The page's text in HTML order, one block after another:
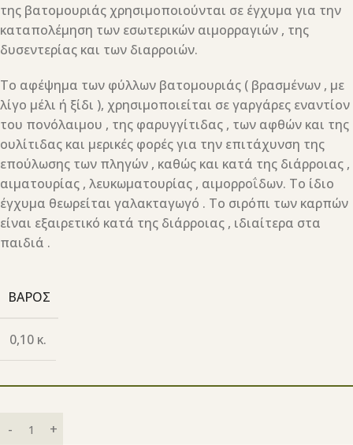
της βατομουριάς χρησιμοποιούνται σε έγχυμα για την
καταπολέμηση των εσωτερικών αιμορραγιών , της
δυσεντερίας και των διαρροιών.
Το αφέψημα των φύλλων βατομουριάς ( βρασμένων , με
λίγο μέλι ή ξίδι ), χρησιμοποιείται σε γαργάρες εναντίον
του πονόλαιμου , της φαρυγγίτιδας , των αφθών και της
ουλίτιδας και μερικές φορές για την επιτάχυνση της
επούλωσης των πληγών , καθώς και κατά της διάρροιας ,
αιματουρίας , λευκωματουρίας , αιμορροΐδων. Το ίδιο
έγχυμα θεωρείται γαλακταγωγό . Το σιρόπι των καρπών
είναι εξαιρετικό κατά της διάρροιας , ιδιαίτερα στα
παιδιά .
ΒΆΡΟΣ
0,10 κ.